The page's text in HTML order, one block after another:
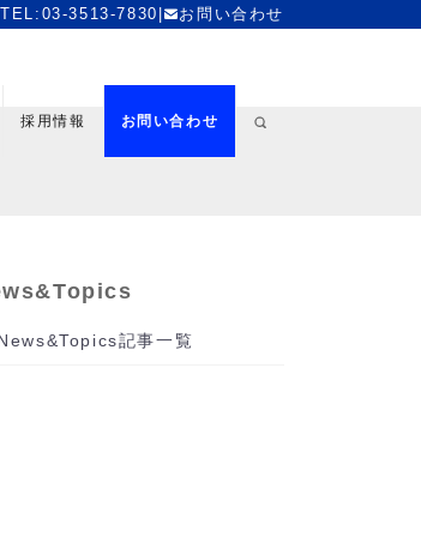
TEL:03-3513-7830 お問い合わせ
採用情報 お問い合わせ
記事一覧